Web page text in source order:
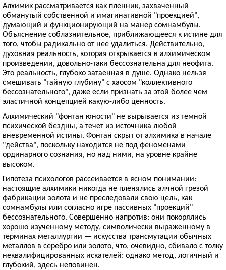
Алхимик рассматривается как пленник, захваченный
обманутый собственной и имагинативной "проекцией",
думающий и функционирующий на манер сомнамбулы.
Объяснение соблазнительное, приближающееся к истине для
того, чтобы радикально от нее удалиться. Действительно,
духовная реальность, которая открывается в алхимическом
произведении, довольно-таки бессознательна для неофита.
Это реальность, глубоко затаенная в душе. Однако нельзя
смешивать "тайную глубину" с хаосом "коллективного
бессознательного", даже если признать за этой более чем
эластичной концепцией какую-либо ценность.
Алхимический "фонтан юности" не вырывается из темной
психической бездны, а течет из источника любой
вневременной истины. Фонтан скрыт от алхимика в начале
"действа", поскольку находится не под феноменами
ординарного сознания, но над ними, на уровне крайне
высоком.
Гипотеза психологов рассеивается в ясном понимании:
настоящие алхимики никогда не пленялись алчной грезой
фабрикации золота и не преследовали свою цель, как
сомнамбулы или согласно игре пассивных "проекций"
бессознательного. Совершенно напротив: они покорялись
хорошо изученному методу, символически выраженному в
терминах металлургии — искусства трансмутации обычных
металлов в серебро или золото, что, очевидно, сбивало с толку
неквалифицированных искателей: однако метод, логичный и
глубокий, здесь неповинен.